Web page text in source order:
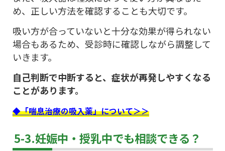
め、正しい方法を確認することも大切です。
吸い方が合っていないと十分な効果が得られない
場合もあるため、受診時に確認しながら調整して
いきます。
自己判断で中断すると、症状が再発しやすくなる
ことがあります。
◆「喘息治療の吸入薬」について＞＞
5-3.妊娠中・授乳中でも相談できる？